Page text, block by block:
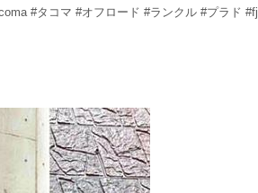
#タコマ #オフロード #ランクル #プラド #fj